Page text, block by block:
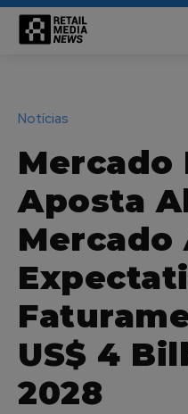
Notícias
Mercado
Aposta
Mercado
US$ 4
2028